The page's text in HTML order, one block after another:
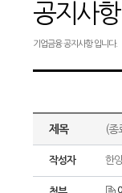
공지사항
기업금융 공지사항 입니다.
제목 (종
작성자 한